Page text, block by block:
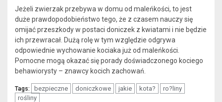
Jeżeli zwierzak przebywa w domu od maleńkości, to jest
duże prawdopodobieństwo tego, że z czasem nauczy się
omijać przeszkody w postaci doniczek z kwiatami i nie będzie
ich przewracał. Dużą rolę w tym względzie odgrywa
odpowiednie wychowanie kociaka już od maleńkości.
Pomocne mogą okazać się porady doświadczonego kociego
behawiorysty – znawcy kocich zachowań.
Tags: bezpieczne doniczkowe jakie kota?
ro?liny
rośliny